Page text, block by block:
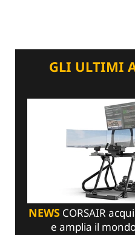
GLI ULTIMI
NEWSCORSAIR
e amplia il